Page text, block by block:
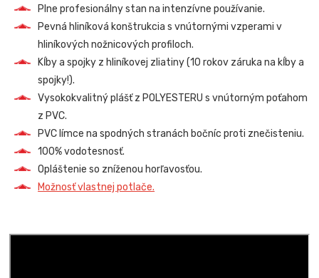
Plne profesionálny stan na intenzívne používanie.
Pevná hliníková konštrukcia s vnútornými vzperami v
hliníkových nožnicových profiloch.
Kĺby a spojky z hliníkovej zliatiny (10 rokov záruka na kĺby a
spojky!).
Vysokokvalitný plášť z POLYESTERU s vnútorným poťahom
z PVC.
PVC límce na spodných stranách bočníc proti znečisteniu.
100% vodotesnosť.
Opláštenie so zníženou horľavosťou.
Možnosť vlastnej potlače.